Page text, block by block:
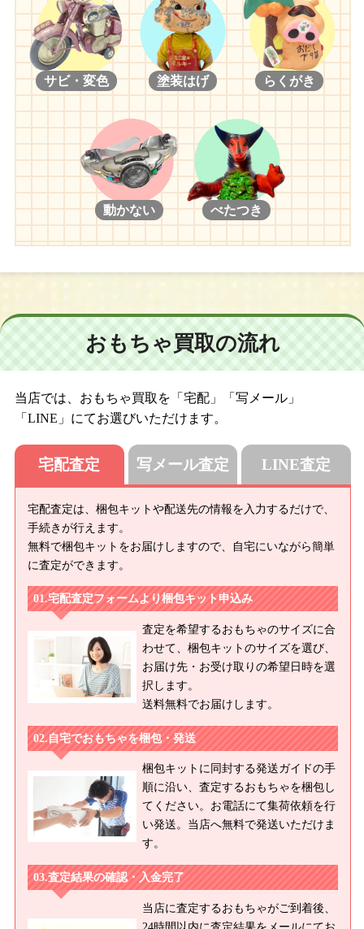
サビ・変色 塗装はげ らくがき
動かない べたつき
おもちゃ買取の流れ
当店では、おもちゃ買取を「宅配」「写メール」
「LINE」にてお選びいただけます。
宅配査定
宅配査定は、梱包キットや配送先の情報を入力するだけで、
手続きが行えます。
無料で梱包キットをお届けしますので、自宅にいながら簡単
に査定ができます。
宅配査定フォームより梱包キット申込み
査定を希望するおもちゃのサイズに合
わせて、梱包キットのサイズを選び、
お届け先・お受け取りの希望日時を選
択します。
送料無料でお届けします。
自宅でおもちゃを梱包・発送
梱包キットに同封する発送ガイドの手
順に沿い、査定するおもちゃを梱包し
てください。お電話にて集荷依頼を行
い発送。当店へ無料で発送いただけま
す。
査定結果の確認・入金完了
当店に査定するおもちゃがご到着後、
24時間以内に査定結果をメールにてお
写メール査定 LINE査定